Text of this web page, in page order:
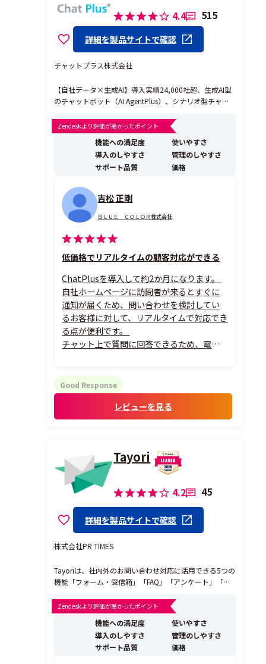
4.4 515
詳細を製品サイトで確認
チャットプラス株式会社
【自社データ×生成AI】導入実績24,000社超、生成AI型
のチャットボット（AI AgentPlus）、シナリオ型チャッ
能なチャットシステムです。ホームページやアプリ、社
内ポータルサイト、TeamsやLINEなどに簡単に埋め込む
ことができ、カスタマーサポート、社...
Zendeskより評価が高かったポイント
機能への満足度
使いやすさ
導入のしやすさ
管理のしやすさ
サポート品質
価格
吉松 正剛
ＢＬＵＥ ＣＯＬＯＲ株式会社
低価格でリアルタイムの顧客対応ができる
ChatPlusを導入して約2か月になります。
自社ホームページに訪問者が来るとすぐに
通知が届くため、問い合わせを検討してい
るお客様に対して、リアルタイムで対応でき
る点が便利です。
チャット上で質問に回答できるため、電話
した。
管理画面も比較的分かりやすく、導入後す
ぐに運用を始めることができました。ホー
ムペー...
Good Response
レビューを見る
Tayori
4.2 45
詳細を製品サイトで確認
株式会社PR TIMES
Tayoriは、社内外のお問い合わせ対応に活用できる5つの
機能「フォーム・受信箱」「FAQ」「アンケート」「有
Tayoriを運営する「株式会社PR TIMES」のカスタマーサ
ポートチームがかかえていた悩みをきっかけに開発さ
れ、2015年からサービス提供を...
Zendeskより評価が高かったポイント
機能への満足度
使いやすさ
導入のしやすさ
管理のしやすさ
サポート品質
価格